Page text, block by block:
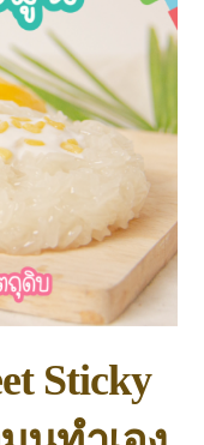
Sticky